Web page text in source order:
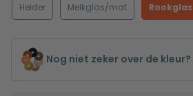
Helder Melkglas/mat Rookglas
Nog niet zeker over de kleur?